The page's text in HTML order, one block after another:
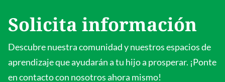
Solicita información
Descubre nuestra comunidad y nuestros espacios de
aprendizaje que ayudarán a tu hijo a prosperar. ¡Ponte
en contacto con nosotros ahora mismo!